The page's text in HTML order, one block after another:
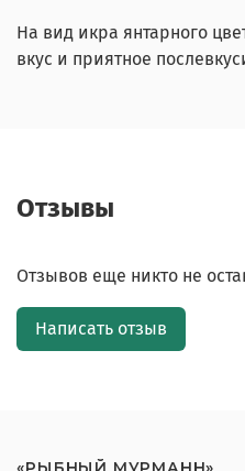
На вид икра янтарного
вкус и приятное
Отзывы
Отзывов еще никто не
Написать отзыв